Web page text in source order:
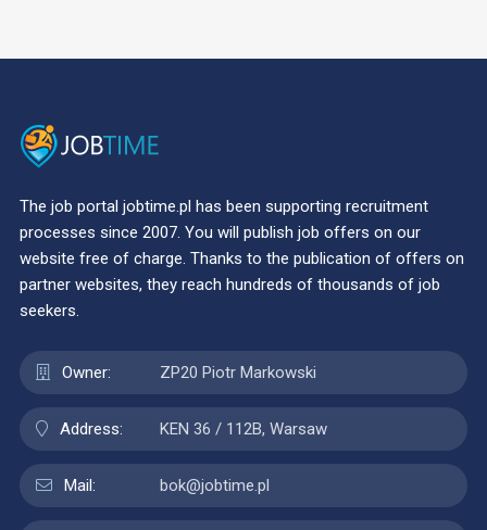
The job portal jobtime.pl has been supporting recruitment
processes since 2007. You will publish job offers on our
website free of charge. Thanks to the publication of offers on
partner websites, they reach hundreds of thousands of job
seekers.
Owner: ZP20 Piotr Markowski
Address: KEN 36 / 112B, Warsaw
Mail: bok@jobtime.pl